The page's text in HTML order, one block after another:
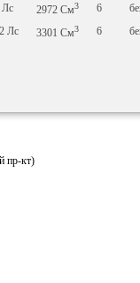
Лс 2972 См3 6
Лс 3301 См3 6
пр-кт)